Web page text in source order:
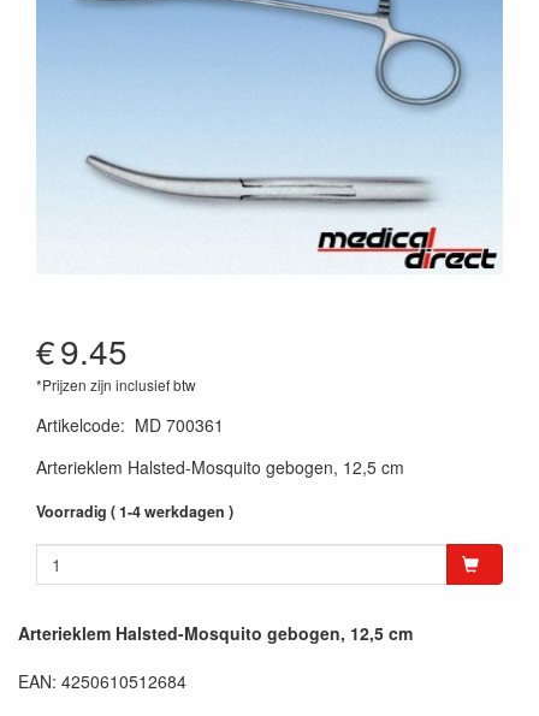
€9.45
*Prijzen zijn inclusief btw
Artikelcode: MD 700361
Arterieklem Halsted-Mosquito gebogen, 12,5 cm
Voorradig ( 1-4 werkdagen )
Arterieklem Halsted-Mosquito gebogen, 12,5 cm
EAN: 4250610512684